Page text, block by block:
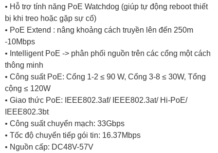
• Hỗ trợ tính năng PoE Watchdog (giúp tự động reboot thiết
bị khi treo hoặc gặp sự cố)
• PoE Extend : nâng khoảng cách truyền lên đến 250m
-10Mbps
• Intelligent PoE -> phân phối nguồn trên các cổng một cách
thông minh
• Công suất PoE: Cổng 1-2 ≤ 90 W, Cổng 3-8 ≤ 30W, Tổng
cộng ≤ 120W
• Giao thức PoE: IEEE802.3af/ IEEE802.3at/ Hi-PoE/
IEEE802.3bt
• Công suất chuyển mạch: 33Gbps
• Tốc độ chuyển tiếp gói tin: 16.37Mbps
• Nguồn cấp: DC48V-57V